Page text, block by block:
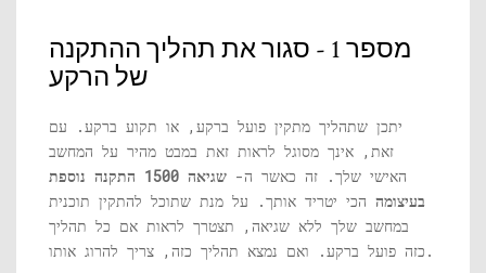
מספר 1 - סגור את תהליך ההתקנה
של הרקע
יתכן שתהליך מתקין פועל ברקע, או תקוע ברקע. עם
זאת, אינך מסוגל לראות זאת במבט מהיר על המחשב
האישי שלך. זה כאשר ה-
שגיאה 1500 התקנה נוספת
בעיצומה הכי יטריד אותך. על מנת שתוכל להתקין תוכנית
במחשב שלך ללא שגיאה, תצטרך לראות אם כל תהליך
כזה פועל ברקע. ואם נמצא תהליך כזה, צריך להרוג אותו.